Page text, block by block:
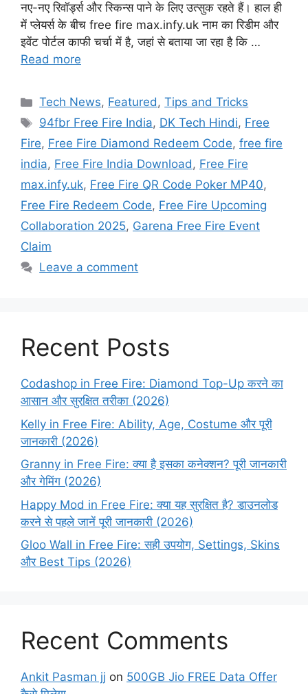
नए-नए रिवॉर्ड्स और स्किन्स पाने के लिए उत्सुक रहते हैं। हाल ही
में प्लेयर्स के बीच free fire max.infy.uk नाम का रिडीम और
इवेंट पोर्टल काफी चर्चा में है, जहां से बताया जा रहा है कि …
Read more
Categories
Tech News, Featured,Tips and Tricks
Tags
94fbr Free Fire India, DK Tech Hindi, Free
Fire, Free Fire Diamond Redeem Code, free fire
india, Free Fire India Download, Free Fire
max.infy.uk, Free Fire QR Code Poker MP40,
Free Fire Redeem Code, Free Fire Upcoming
Collaboration 2025, Garena Free Fire Event
Claim
Leave a comment
Recent Posts
Codashop in Free Fire: Diamond Top-Up करने का
आसान और सुरक्षित तरीका (2026)
Kelly in Free Fire: Ability, Age, Costume और पूरी
जानकारी (2026)
Granny in Free Fire: क्या है इसका कनेक्शन? पूरी जानकारी
और गेमिंग (2026)
Happy Mod in Free Fire: क्या यह सुरक्षित है? डाउनलोड
करने से पहले जानें पूरी जानकारी (2026)
Gloo Wall in Free Fire: सही उपयोग, Settings, Skins
और Best Tips (2026)
Recent Comments
Ankit Pasman jj on 500GB Jio FREE Data Offer